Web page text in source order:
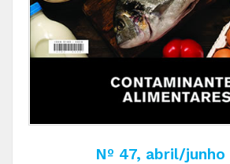
Nº 47, abril/junho